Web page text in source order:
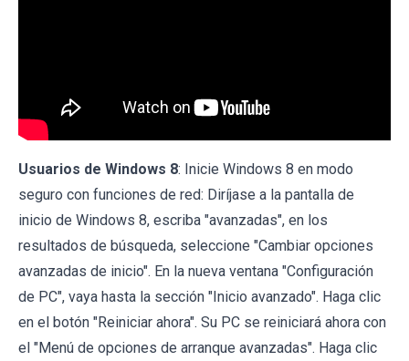
Usuarios de Windows 8: Inicie Windows 8 en modo
seguro con funciones de red: Diríjase a la pantalla de
inicio de Windows 8, escriba "avanzadas", en los
resultados de búsqueda, seleccione "Cambiar opciones
avanzadas de inicio". En la nueva ventana "Configuración
de PC", vaya hasta la sección "Inicio avanzado". Haga clic
en el botón "Reiniciar ahora". Su PC se reiniciará ahora con
el "Menú de opciones de arranque avanzadas". Haga clic